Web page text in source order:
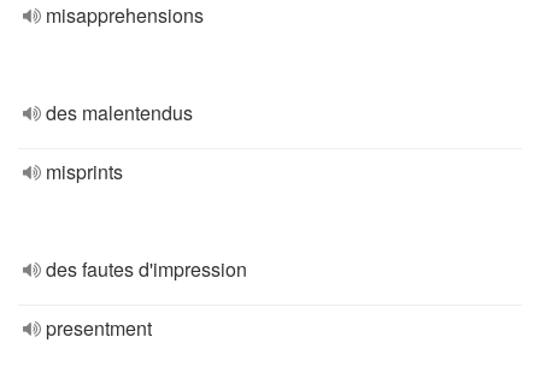
misapprehensions
des malentendus
misprints
des fautes d'impression
presentment